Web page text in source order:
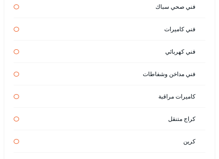
فني صحي سباك
فني كاميرات
فني كهربائي
فني مداخن وشفاطات
كاميرات مراقبة
كراج متنقل
كرين